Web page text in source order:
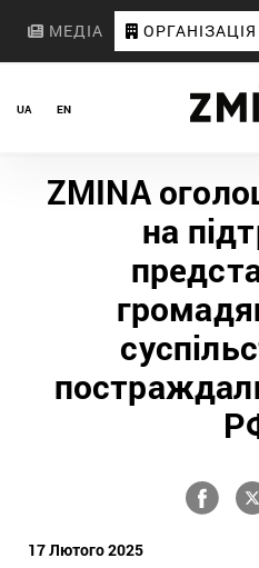
МЕДІА ОРГАНІЗАЦІЯ
UA EN
ZMINA
на
17 Лютого 2025